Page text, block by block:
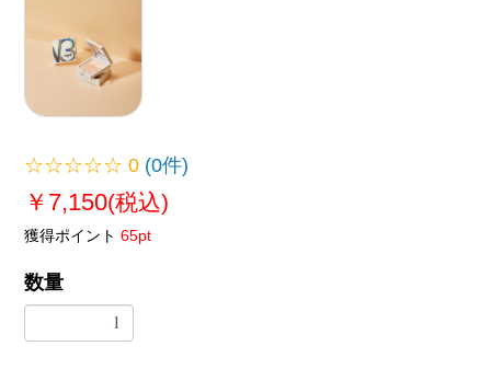
☆☆☆☆☆0 (0件)
￥7,150(税込)
獲得ポイント 65pt
数量